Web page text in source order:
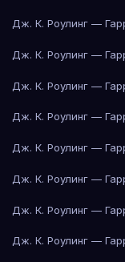
Дж. К. Роулинг —
Дж. К. Роулинг —
Дж. К. Роулинг —
Дж. К. Роулинг —
Дж. К. Роулинг —
Дж. К. Роулинг —
Дж. К. Роулинг —
Дж. К. Роулинг —